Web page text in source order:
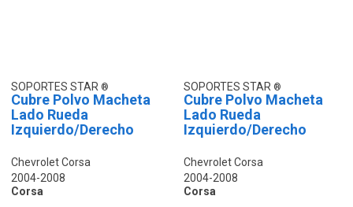
SOPORTES STAR
Cubre Polvo Macheta
Lado Rueda
Izquierdo/Derecho
Chevrolet Corsa
2004-2008
Corsa
SOPORTES STAR
Cubre Polvo Macheta
Lado Rueda
Izquierdo/Derecho
Chevrolet Corsa
2004-2008
Corsa